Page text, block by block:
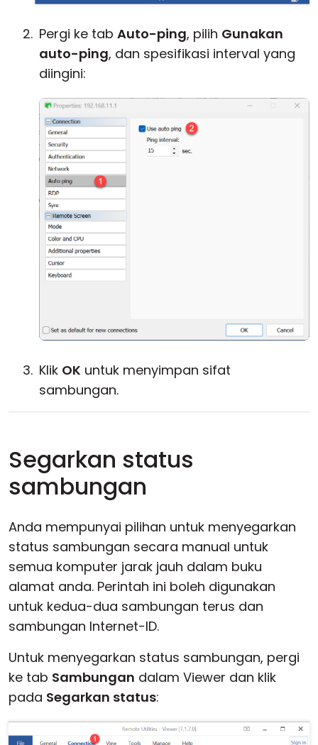
Pergi ke tab Auto-ping, pilih Gunakan
auto-ping, dan spesifikasi interval yang
diingini:
Klik OK untuk menyimpan sifat
sambungan.
Segarkan status
sambungan
Anda mempunyai pilihan untuk menyegarkan
status sambungan secara manual untuk
semua komputer jarak jauh dalam buku
alamat anda. Perintah ini boleh digunakan
untuk kedua-dua sambungan terus dan
sambungan Internet-ID.
Untuk menyegarkan status sambungan, pergi
ke tab Sambungan dalam Viewer dan klik
pada Segarkan status: